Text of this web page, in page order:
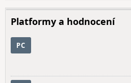
Platformy a hodnocení
PC